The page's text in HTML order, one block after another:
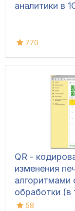
аналитики в
770
QR -
изменения
алгоритмами
обработки (в
документам)
58